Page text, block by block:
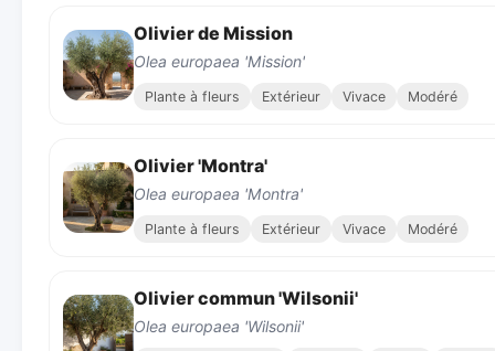
Olivier de Mission
Olea europaea 'Mission'
Plante à fleurs Extérieur Vivace Modéré
Olivier 'Montra'
Olea europaea 'Montra'
Plante à fleurs Extérieur Vivace Modéré
Olivier commun 'Wilsonii'
Olea europaea 'Wilsonii'